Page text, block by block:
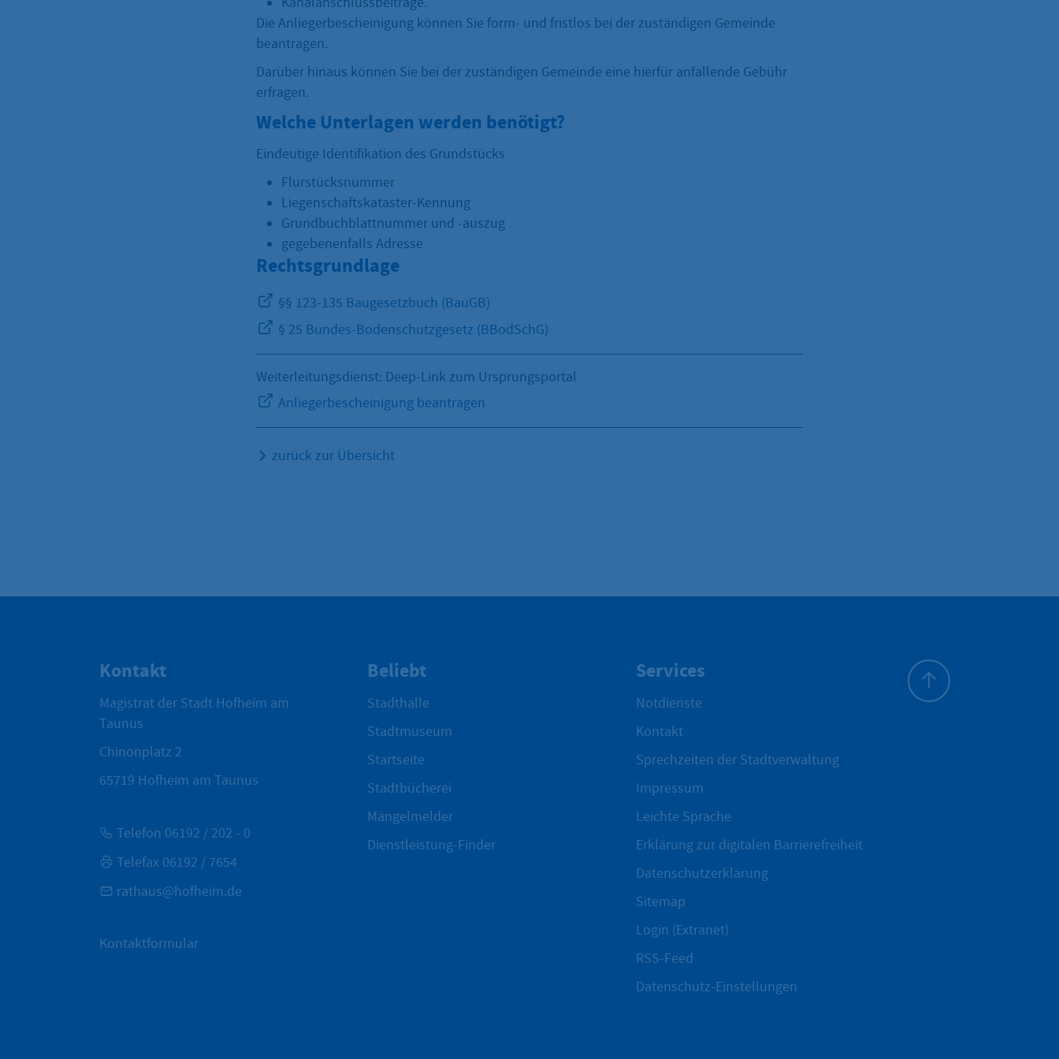
Die Anliegerbescheinigung können Sie form- und fristlos bei der zuständigen Gemeinde
beantragen.
Darüber hinaus können Sie bei der zuständigen Gemeinde eine hierfür anfallende Gebühr
erfragen.
Welche Unterlagen werden benötigt?
Eindeutige Identifikation des Grundstücks
Flurstücksnummer
Liegenschaftskataster-Kennung
Grundbuchblattnummer und -auszug
gegebenenfalls Adresse
Rechtsgrundlage
§§ 123-135 Baugesetzbuch (BauGB)
§ 25 Bundes-Bodenschutzgesetz (BBodSchG)
Weiterleitungsdienst: Deep-Link zum Ursprungsportal
Anliegerbescheinigung beantragen
zurück zur Übersicht
Kontakt
Magistrat der Stadt Hofheim am
Taunus
Chinonplatz 2
65719 Hofheim am Taunus
Telefon 06192 / 202 - 0
Telefax 06192 / 7654
rathaus@hofheim.de
Kontaktformular
Beliebt
Stadthalle
Stadtmuseum
Startseite
Stadtbücherei
Mängelmelder
Dienstleistung-Finder
Services
Notdienste
Kontakt
Sprechzeiten der Stadtverwaltung
Impressum
Leichte Sprache
Erklärung zur digitalen Barrierefreiheit
Datenschutzerklärung
Sitemap
Login (Extranet)
RSS-Feed
Datenschutz-Einstellungen